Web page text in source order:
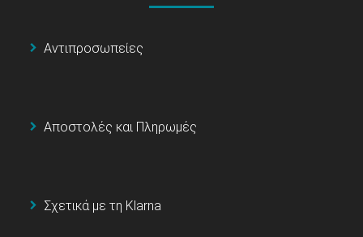
Αντιπροσωπείες
Αποστολές και Πληρωμές
Σχετικά με τη Klarna